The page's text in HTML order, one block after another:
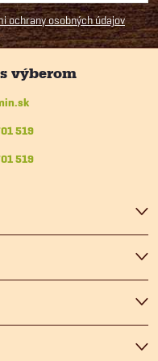
ochrany osobných údajov
519
519